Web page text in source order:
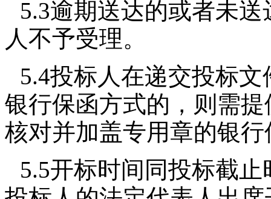
5.3逾期送达的或者未
人不予受理。
5.4投标人在递交投标
银行保函方式的，则需
核对并加盖专用章的银
5.5开标时间同投标截